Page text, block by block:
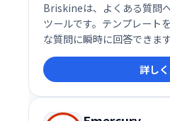
Briskineは、よくある質問
ツールです。テンプレート
な質問に瞬時に回答できま
の迅速化を実現し、よりス
ンをサポートします。時間
客満足度の向上に貢献しま
詳し